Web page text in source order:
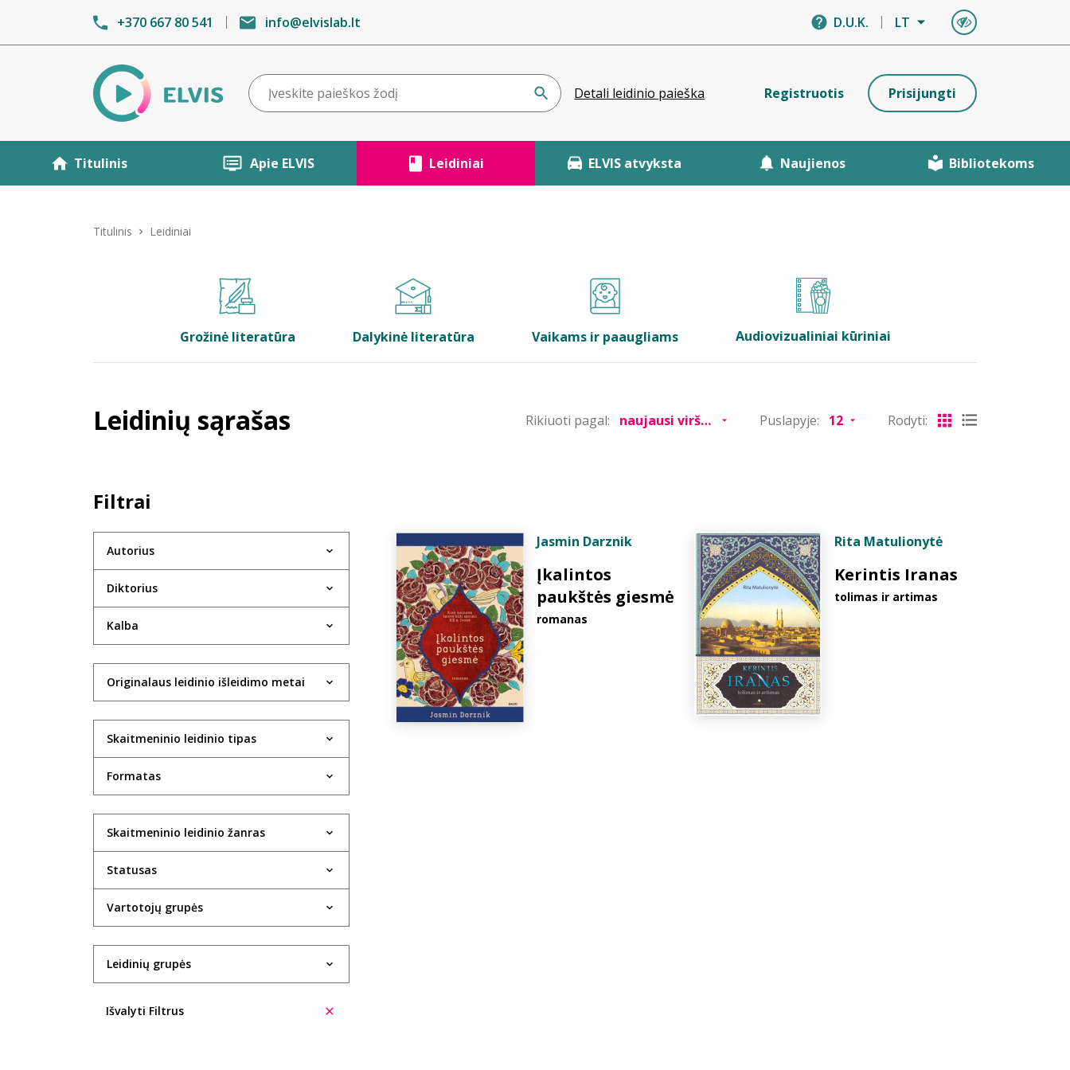
+370 667 80 541 info@elvislab.lt D.U.K. LT
Detali leidinio paieška Registruotis Prisijungti
Titulinis Apie ELVIS Leidiniai ELVIS atvyksta Naujienos Bibliotekoms
Titulinis Leidiniai
Grožinė literatūra Dalykinė literatūra Vaikams ir paaugliams Audiovizualiniai kūriniai
Leidinių sąrašas Rikiuoti pagal: Puslapyje: Rodyti:
Filtrai
Autorius
Diktorius
Kalba
Originalaus leidinio išleidimo metai
Skaitmeninio leidinio tipas
Formatas
Skaitmeninio leidinio žanras
Statusas
Vartotojų grupės
Leidinių grupės
Išvalyti Filtrus
Jasmin Darznik
Įkalintos
paukštės giesmė
romanas
Rita Matulionytė
Kerintis Iranas
tolimas ir artimas